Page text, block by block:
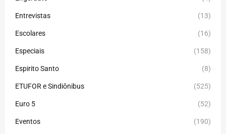
Entrevistas (13)
Escolares (16)
Especiais (158)
Espirito Santo (8)
ETUFOR e Sindiônibus (525)
Euro 5 (52)
Eventos (190)